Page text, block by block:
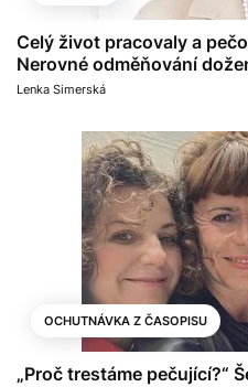
Celý život pracovaly a
Nerovné odměňování
Lenka Simerská
OCHUTNÁVKA Z ČASOPISU
„Proč trestáme pečující?“